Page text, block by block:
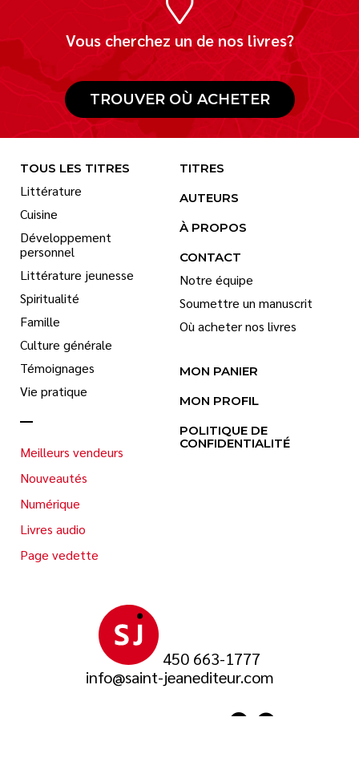
Vous cherchez un de nos livres?
TROUVER OÙ ACHETER
450 663-1777
info@saint-jeanediteur.com
TOUS LES TITRES
Littérature
Cuisine
Développement
personnel
Littérature jeunesse
Spiritualité
Famille
Culture générale
Témoignages
Vie pratique
Meilleurs vendeurs
Nouveautés
Numérique
Livres audio
Page vedette
TITRES
AUTEURS
À PROPOS
CONTACT
Notre équipe
Soumettre un manuscrit
Où acheter nos livres
MON PANIER
MON PROFIL
POLITIQUE DE
CONFIDENTIALITÉ